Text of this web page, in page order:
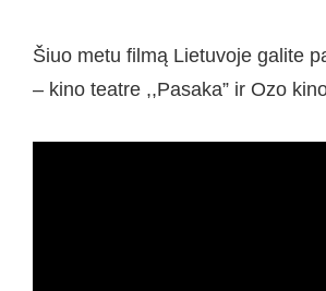
Šiuo metu filmą Lietuvoje galite
– kino teatre ,,Pasaka” ir Ozo